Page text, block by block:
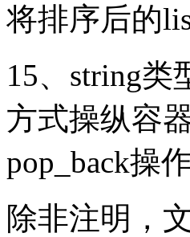
将排序后的
15、string类
方式操纵容
pop_back操作
除非注明，